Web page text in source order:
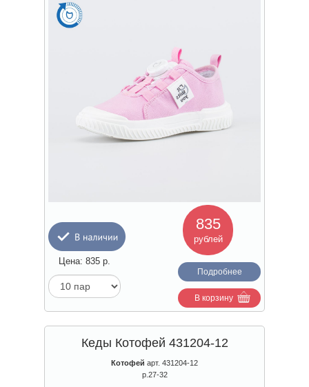
835
рублей
Цена: 835 р.
Подробнее
В корзину
Кеды Котофей 431204-12
Котофей арт. 431204-12
р.27-32